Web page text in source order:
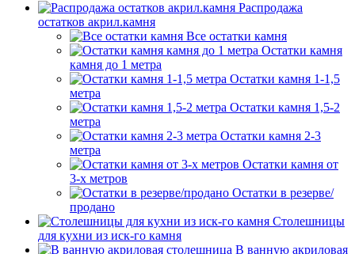
Распродажа
остатков акрил.камня
Все остатки камня
Остатки камня
камня до 1 метра
Остатки камня 1-1,5
метра
Остатки камня 1,5-2
метра
Остатки камня 2-3
метра
Остатки камня от
3-х метров
Остатки в резерве/
продано
Столешницы
для кухни из иск-го камня
В ванную акриловая